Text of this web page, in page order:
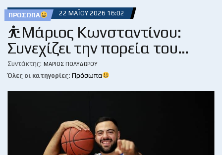
ΠΡΌΣΩΠΑ 22 ΜΑΪ́ΟΥ 2026 16:02
⛹️Μάριος Κωνσταντίνου:
Συνεχίζει την πορεία του…
Συντάκτης: ΜΆΡΙΟΣ ΠΟΛΥΔΏΡΟΥ
Όλες οι κατηγορίες: Πρόσωπα